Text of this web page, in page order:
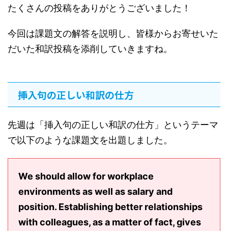
たくさんの投稿をありがとうございました！
今回は課題文の解答を説明し、皆様からお寄せいた
だいた和訳投稿を添削していきますね。
挿入句の正しい和訳の仕方
先週は「挿入句の正しい和訳の仕方」というテーマ
で以下のような課題文を出題しました。
We should allow for workplace
environments as well as salary and
position. Establishing better relationships
with colleagues, as a matter of fact, gives